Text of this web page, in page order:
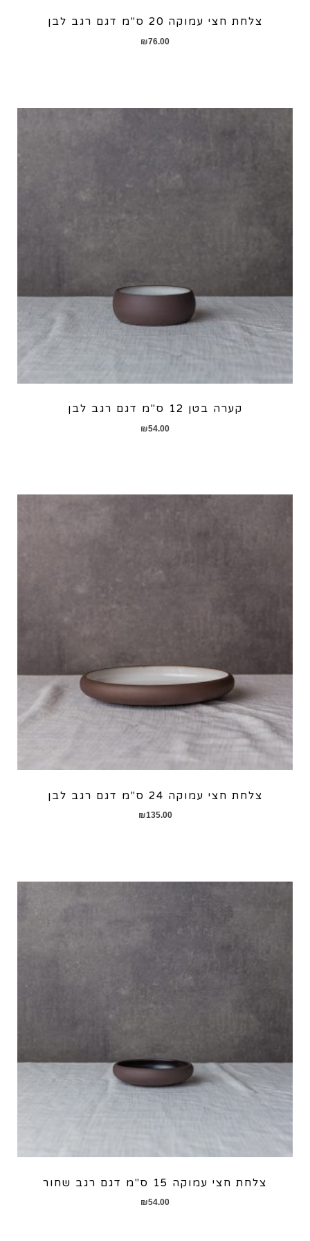
צלחת חצי עמוקה 20 ס"מ דגם רגב לבן
₪76.00
קערה בטן 12 ס"מ דגם רגב לבן
₪54.00
צלחת חצי עמוקה 24 ס"מ דגם רגב לבן
₪135.00
צלחת חצי עמוקה 15 ס"מ דגם רגב שחור
₪54.00